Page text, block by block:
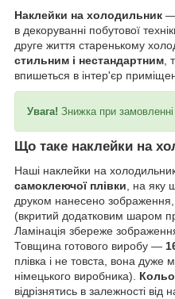
Наклейки на холодильник —
в декоруванні побутової
друге життя старенькому
стильним і нестандартним,
впишеться в інтер'єр
Увага! Знижка при
Що таке наклейки на
Наші наклейки на
самоклеючої плівки, на яку
друком нанесено зображення,
(вкритий додатковим шаром
Ламінація збереже
Товщина готового виробу —
плівка і не товста, вона дуже
німецького виробника).
відрізнятись в залежності від